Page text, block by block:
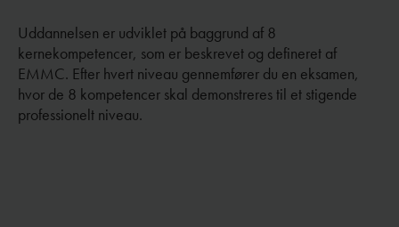
Uddannelsen er udviklet på baggrund af 8
kernekompetencer, som er beskrevet og defineret af
EMMC. Efter hvert niveau gennemfører du en eksamen,
hvor de 8 kompetencer skal demonstreres til et stigende
professionelt niveau.